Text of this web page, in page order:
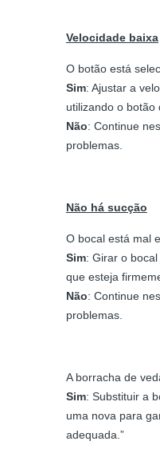
Velocidade baixa
O botão está
Sim: Ajustar a
utilizando o botão
Não: Continue
problemas.
Não há sucção
O bocal está mal
Sim: Girar o
que esteja
Não: Continue
problemas.
A borracha de
Sim: Substituir a
uma nova para
adequada.”